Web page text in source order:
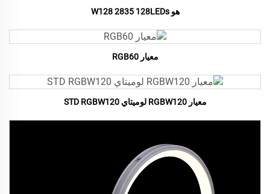
هو W128 2835 128LEDs
معيار RGB60
معيار RGBW120 لوميتاي STD RGBW120